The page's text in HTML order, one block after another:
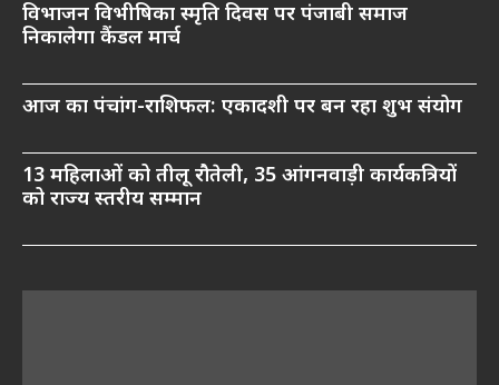
विभाजन विभीषिका स्मृति दिवस पर पंजाबी समाज
निकालेगा कैंडल मार्च
आज का पंचांग-राशिफल: एकादशी पर बन रहा शुभ संयोग
13 महिलाओं को तीलू रौतेली, 35 आंगनवाड़ी कार्यकत्रियों
को राज्य स्तरीय सम्मान